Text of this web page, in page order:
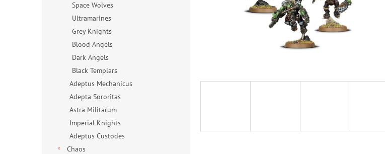
Space Wolves
Ultramarines
Grey Knights
Blood Angels
Dark Angels
Black Templars
Adeptus Mechanicus
Adepta Sororitas
Astra Militarum
Imperial Knights
Adeptus Custodes
Chaos